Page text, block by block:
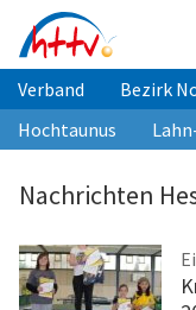
Inhalt
springen
Verband Bezirk
Hochtaunus
Nachrichten